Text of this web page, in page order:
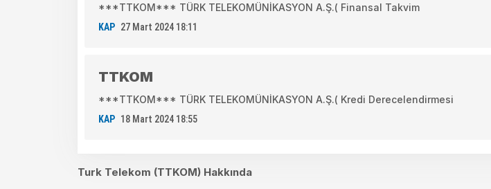
***TTKOM*** TÜRK TELEKOMÜNİKASYON A.Ş.( Finansal Takvim
KAP 27 Mart 2024 18:11
TTKOM
***TTKOM*** TÜRK TELEKOMÜNİKASYON A.Ş.( Kredi Derecelendirmesi
KAP 18 Mart 2024 18:55
Turk Telekom (TTKOM) Hakkında